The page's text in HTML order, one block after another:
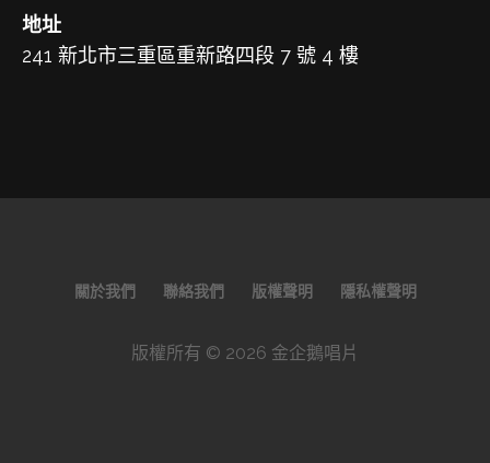
地址
241 新北市三重區重新路四段 7 號 4 樓
關於我們 聯絡我們 版權聲明 隱私權聲明
版權所有 © 2026 金企鵝唱片